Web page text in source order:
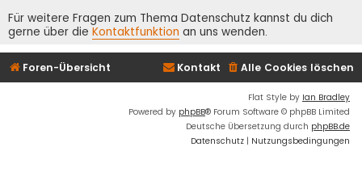
Für weitere Fragen zum Thema Datenschutz kannst du dich
gerne über die Kontaktfunktion an uns wenden.
Foren-Übersicht Alle Cookies löschen
Kontakt
Flat Style by Ian Bradley
Powered by phpBB® Forum Software © phpBB Limited
Deutsche Übersetzung durch phpBB.de
Datenschutz | Nutzungsbedingungen